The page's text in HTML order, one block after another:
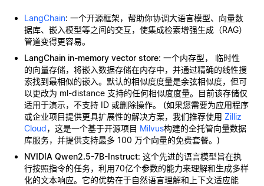
LangChain: 一个开源框架，帮助你协调大语言模型、向量数
据库、嵌入模型等之间的交互，使集成检索增强生成（RAG）
管道变得更容易。
LangChain in-memory vector store: 一个内存型， 临时性
的向量存储，将嵌入数据存储在内存中，并通过精确的线性搜
索找到最相似的嵌入。默认的相似度度量是余弦相似度，但可
以更改为 ml-distance 支持的任何相似度度量。目前该存储仅
适用于演示，不支持 ID 或删除操作。 (如果您需要为应用程序
或企业项目提供更具扩展性的解决方案，我们推荐使用 Zilliz
Cloud，这是一个基于开源项目 Milvus构建的全托管向量数据
库服务，并提供支持最多 100 万个向量的免费套餐。)
NVIDIA Qwen2.5-7B-Instruct: 这个先进的语言模型旨在执
行按照指令的任务，利用70亿个参数的能力来理解和生成多样
化的文本响应。它的优势在于自然语言理解和上下文适应能